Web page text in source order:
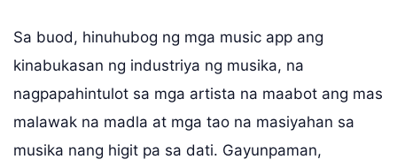
Sa buod, hinuhubog ng mga music app ang
kinabukasan ng industriya ng musika, na
nagpapahintulot sa mga artista na maabot ang mas
malawak na madla at mga tao na masiyahan sa
musika nang higit pa sa dati. Gayunpaman,